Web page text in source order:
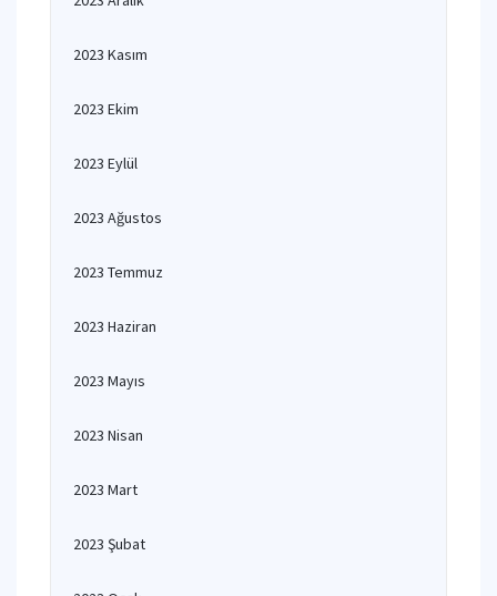
2023 Kasım
2023 Ekim
2023 Eylül
2023 Ağustos
2023 Temmuz
2023 Haziran
2023 Mayıs
2023 Nisan
2023 Mart
2023 Şubat